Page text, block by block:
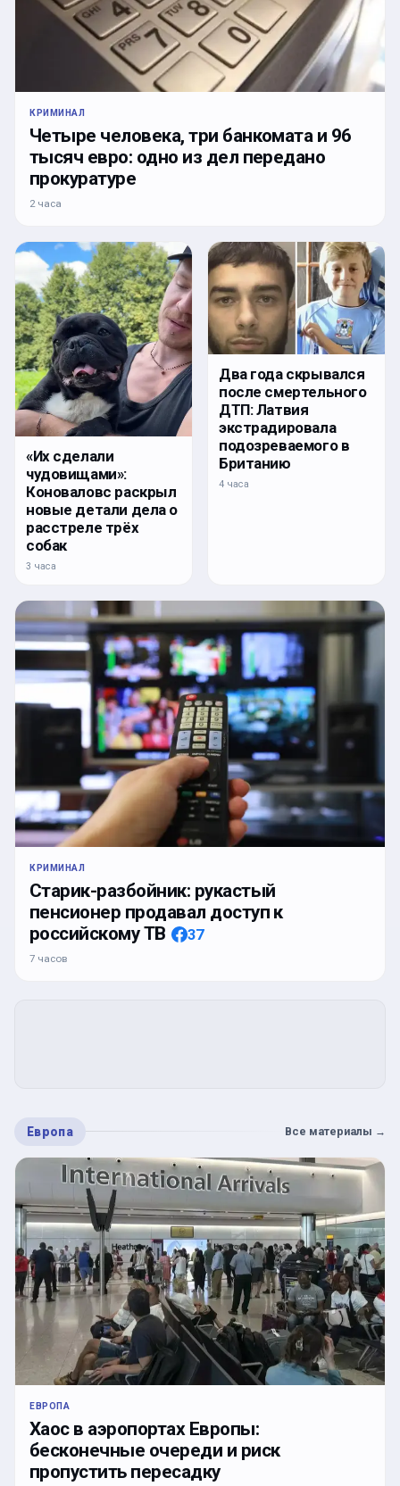
КРИМИНАЛ
Четыре человека, три банкомата и 96
тысяч евро: одно из дел передано
прокуратуре
2 часа
«Их сделали
чудовищами»:
Коноваловс раскрыл
новые детали дела о
расстреле трёх
собак
3 часа
Два года скрывался
после смертельного
ДТП: Латвия
экстрадировала
подозреваемого в
Британию
4 часа
КРИМИНАЛ
Старик-разбойник: рукастый
пенсионер продавал доступ к
российскому ТВ
37
7 часов
Европа Все материалы →
ЕВРОПА
Хаос в аэропортах Европы:
бесконечные очереди и риск
пропустить пересадку